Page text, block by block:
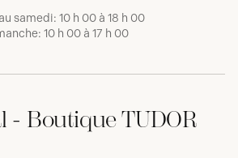
samedi: 10 h 00 à 18 h 00
10 h 00 à 17 h 00
- Boutique TUDOR